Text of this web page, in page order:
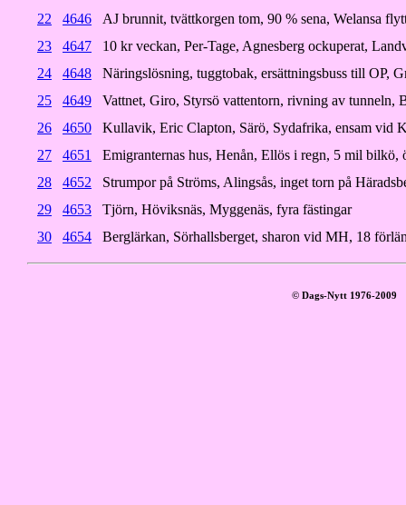
22
4646
AJ brunnit, tvättkorgen tom, 90 % sena, Welansa
23
4647
10 kr veckan, Per-Tage, Agnesberg ockuperat,
24
4648
Näringslösning, tuggtobak, ersättningsbuss till OP,
25
4649
Vattnet, Giro, Styrsö vattentorn, rivning av tunneln,
26
4650
Kullavik, Eric Clapton, Särö, Sydafrika, ensam vid
27
4651
Emigranternas hus, Henån, Ellös i regn, 5 mil bilkö,
28
4652
Strumpor på Ströms, Alingsås, inget torn på
29
4653
Tjörn, Höviksnäs, Myggenäs, fyra fästingar
30
4654 Berglärkan, Sörhallsberget, sharon vid MH, 18
© Dags-Nytt 1976-2009